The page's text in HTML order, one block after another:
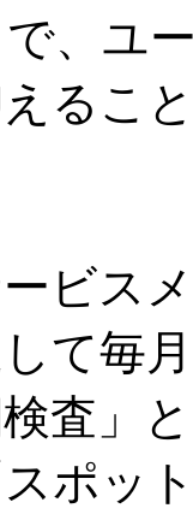
、ユ
るこ
ビス
て毎
査」
ポッ